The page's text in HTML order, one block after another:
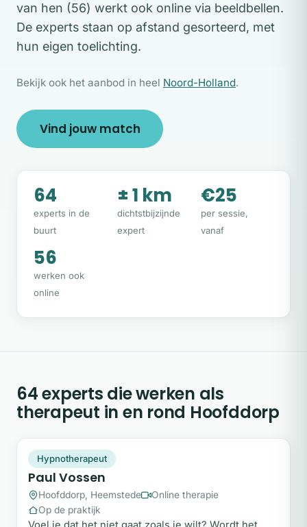
van hen (56) werkt ook online via beeldbellen.
De experts staan op afstand gesorteerd, met
hun eigen toelichting.
Bekijk ook het aanbod in heel Noord-Holland.
Vind jouw match
64
experts in de
buurt
± 1 km
dichtstbijzijnde
expert
€25
per sessie,
vanaf
56
werken ook
online
64 experts die werken als
therapeut in en rond Hoofddorp
Snel beschikbaar
Hypnotherapeut
Paul Vossen
Hoofddorp, Heemstede
Online therapie
Op de praktijk